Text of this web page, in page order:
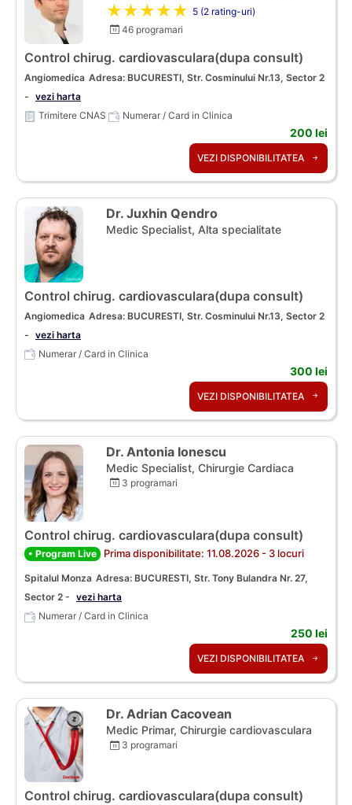
★★★★★ 5 (2 rating-uri)
46 programari
Control chirug. cardiovasculara(dupa consult)
Angiomedica Adresa: BUCURESTI, Str. Cosminului Nr.13, Sector 2
- vezi harta
Trimitere CNAS
Numerar / Card in Clinica
200 lei
VEZI DISPONIBILITATEA
Dr. Juxhin Qendro
Medic Specialist, Alta specialitate
Control chirug. cardiovasculara(dupa consult)
Angiomedica Adresa: BUCURESTI, Str. Cosminului Nr.13, Sector 2
- vezi harta
Numerar / Card in Clinica
300 lei
VEZI DISPONIBILITATEA
Dr. Antonia Ionescu
Medic Specialist, Chirurgie Cardiaca
3 programari
Control chirug. cardiovasculara(dupa consult)
• Program Live Prima disponibilitate: 11.08.2026 - 3 locuri
Spitalul Monza Adresa: BUCURESTI, Str. Tony Bulandra Nr. 27,
Sector 2 - vezi harta
Numerar / Card in Clinica
250 lei
VEZI DISPONIBILITATEA
Dr. Adrian Cacovean
Medic Primar, Chirurgie cardiovasculara
3 programari
Control chirug. cardiovasculara(dupa consult)